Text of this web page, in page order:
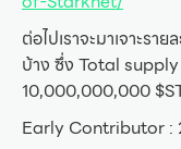
ต่อไปเราจะมาเจาะร
บ้าง ซึ่ง Total
10,000,000,000
Early Contributor :